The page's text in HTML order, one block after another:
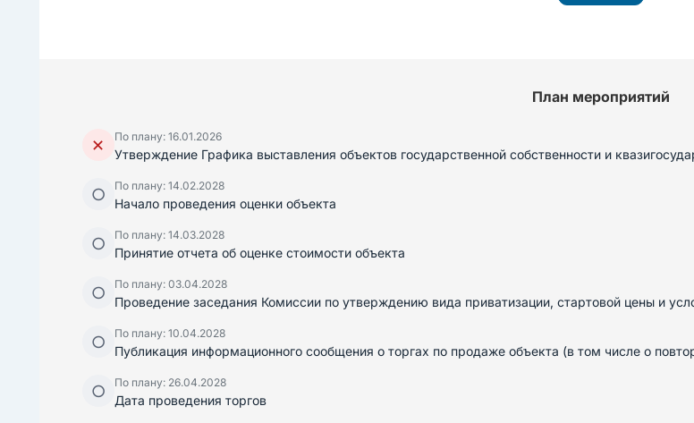
План мероприятий
✕ По плану: 16.01.2026
Утверждение Графика выставления объектов государственной собственности и
○ По плану: 14.02.2028
Начало проведения оценки объекта
○ По плану: 14.03.2028
Принятие отчета об оценке стоимости объекта
○ По плану: 03.04.2028
Проведение заседания Комиссии по утверждению вида приватизации, стартовой цены и
○ По плану: 10.04.2028
Публикация информационного сообщения о торгах по продаже объекта (в том числе о
○ По плану: 26.04.2028
Дата проведения торгов